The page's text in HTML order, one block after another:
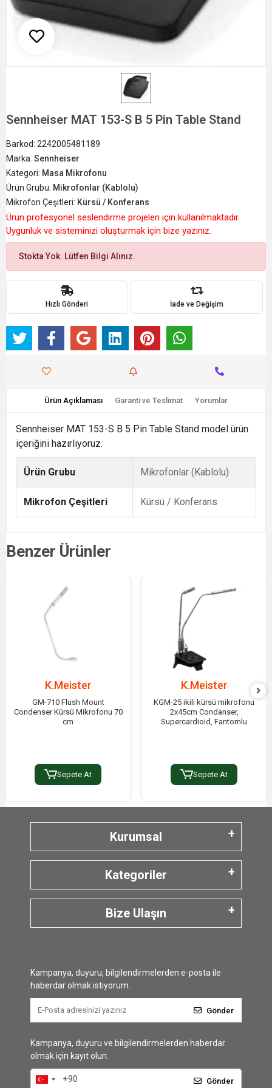
Sennheiser MAT 153-S B 5 Pin Table Stand
Barkod: 2242005481189
Marka: Sennheiser
Kategori: Masa Mikrofonu
Ürün Grubu: Mikrofonlar (Kablolu)
Mikrofon Çeşitleri: Kürsü / Konferans
Ürün profesyonel seslendirme projeleri için kullanılmaktadır.
Uygunluk ve sisteminizi oluşturmak için bize yazınız.
Stokta Yok. Lütfen Bilgi Alınız.
Hızlı Gönderi İade ve Değişim
Ürün Açıklaması Garanti ve Teslimat Yorumlar
Sennheiser MAT 153-S B 5 Pin Table Stand model ürün
içeriğini hazırlıyoruz.
Ürün Grubu Mikrofonlar (Kablolu)
Mikrofon Çeşitleri Kürsü / Konferans
Benzer Ürünler
K.Meister
GM-710 Flush Mount
Condenser Kürsü Mikrofonu 70
cm
Sepete At
K.Meister
KGM-25 ikili kürsü mikrofonu
2x45cm Condanser,
Supercardioid, Fantomlu
Sepete At
Kurumsal
Kategoriler
Bize Ulaşın
Kampanya, duyuru, bilgilendirmelerden e-posta ile
haberdar olmak istiyorum.
Gönder
Kampanya, duyuru ve bilgilendirmelerden haberdar
olmak için kayıt olun.
Gönder